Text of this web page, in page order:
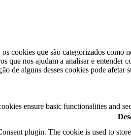
cookies que são categorizados como
nos ajudam a analisar e entender
de alguns desses cookies pode afetar
ensure basic functionalities and
plugin. The cookie is used to